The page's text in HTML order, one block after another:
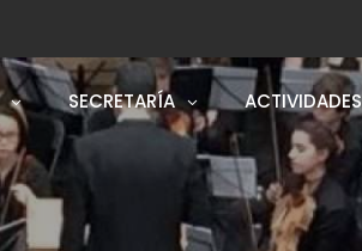
SECRETARÍA ACTIVIDADES